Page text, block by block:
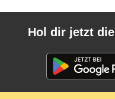
Hol dir jetzt die